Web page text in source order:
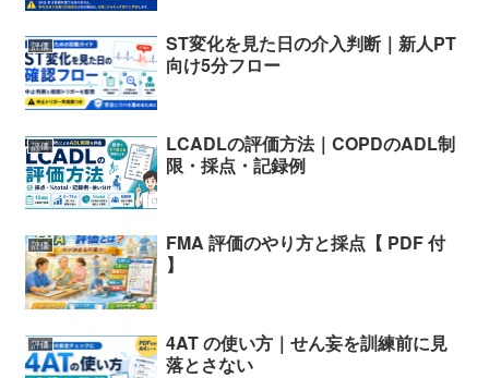
評価
ST変化を見た日の介入判断｜新人PT
向け5分フロー
評価
LCADLの評価方法｜COPDのADL制
限・採点・記録例
評価
FMA 評価のやり方と採点【 PDF 付
】
評価
4AT の使い方｜せん妄を訓練前に見
落とさない